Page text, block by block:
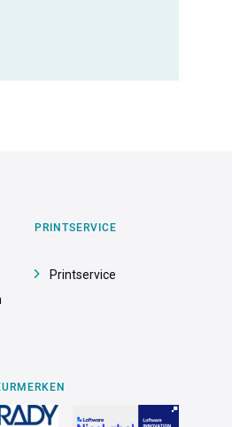
PRINTSERVICE
Printservice